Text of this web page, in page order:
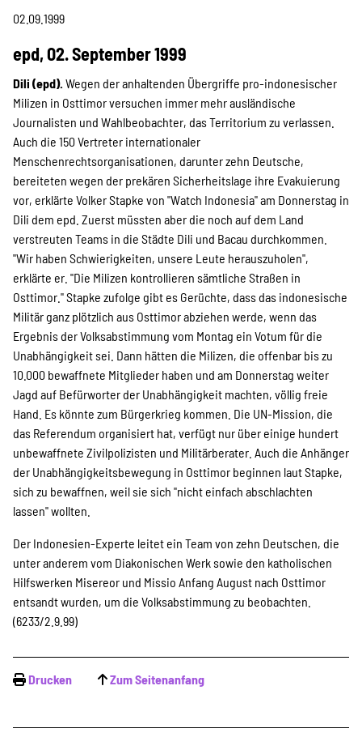
Kampagne
Stellenangebote
Werde Mitglied
Newsletter abonnieren
SPENDEN
Über uns
Kontakt
02.09.1999
epd, 02. September 1999
Dili (epd). Wegen der anhaltenden Übergriffe pro-indonesischer
Milizen in Osttimor versuchen immer mehr ausländische
Journalisten und Wahlbeobachter, das Territorium zu verlassen.
Auch die 150 Vertreter internationaler
Menschenrechtsorganisationen, darunter zehn Deutsche,
bereiteten wegen der prekären Sicherheitslage ihre Evakuierung
vor, erklärte Volker Stapke von "Watch Indonesia" am Donnerstag in
Dili dem epd. Zuerst müssten aber die noch auf dem Land
verstreuten Teams in die Städte Dili und Bacau durchkommen.
"Wir haben Schwierigkeiten, unsere Leute herauszuholen",
erklärte er. "Die Milizen kontrollieren sämtliche Straßen in
Osttimor." Stapke zufolge gibt es Gerüchte, dass das indonesische
Militär ganz plötzlich aus Osttimor abziehen werde, wenn das
Ergebnis der Volksabstimmung vom Montag ein Votum für die
Unabhängigkeit sei. Dann hätten die Milizen, die offenbar bis zu
10.000 bewaffnete Mitglieder haben und am Donnerstag weiter
Jagd auf Befürworter der Unabhängigkeit machten, völlig freie
Hand. Es könnte zum Bürgerkrieg kommen. Die UN-Mission, die
das Referendum organisiert hat, verfügt nur über einige hundert
unbewaffnete Zivilpolizisten und Militärberater. Auch die Anhänger
der Unabhängigkeitsbewegung in Osttimor beginnen laut Stapke,
sich zu bewaffnen, weil sie sich "nicht einfach abschlachten
lassen" wollten.
Der Indonesien-Experte leitet ein Team von zehn Deutschen, die
unter anderem vom Diakonischen Werk sowie den katholischen
Hilfswerken Misereor und Missio Anfang August nach Osttimor
entsandt wurden, um die Volksabstimmung zu beobachten.
(6233/2.9.99)
Drucken Zum Seitenanfang